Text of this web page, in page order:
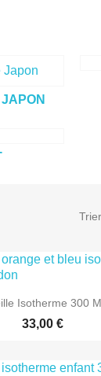
Aperçu rapide
Isotherme 300
33,00 €